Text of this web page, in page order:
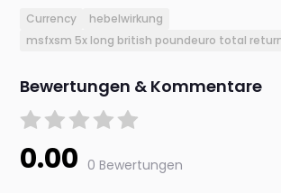
Currency
hebelwirkung
msfxsm 5x long british poundeuro total
Bewertungen & Kommentare
0.00 0 Bewertungen